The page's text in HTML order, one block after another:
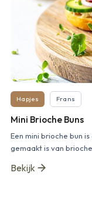
Hapjes Frans
Mini Brioche Buns
Een mini brioche bun
gemaakt is van
Bekijk